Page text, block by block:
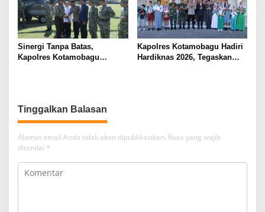
Sinergi Tanpa Batas,
Kapolres Kotamobagu
Kapolres Kotamobagu Hadiri
Hardiknas 2026, Tegaskan
Tinggalkan Balasan
Alamat email Anda tidak akan dipublikasikan. Ruas yang wajib
ditandai *